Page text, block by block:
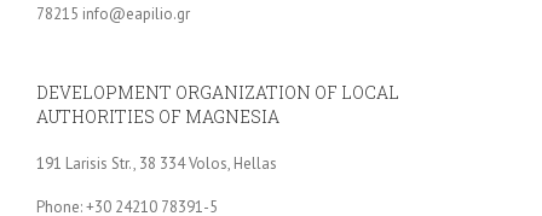
78215 info@eapilio.gr
DEVELOPMENT ORGANIZATION OF LOCAL
AUTHORITIES OF MAGNESIA
191 Larisis Str., 38 334 Volos, Hellas
Phone: +30 24210 78391-5